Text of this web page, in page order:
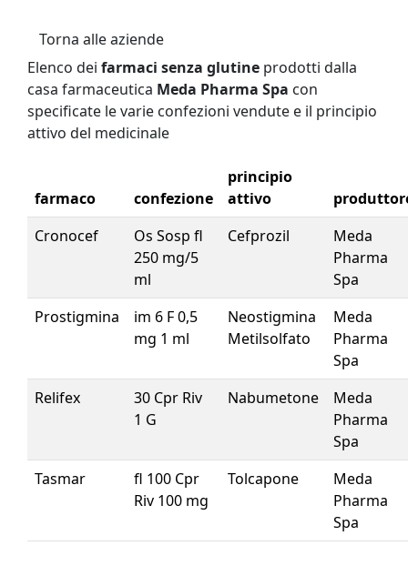
Torna alle aziende
Elenco dei farmaci senza glutine prodotti dalla
casa farmaceutica Meda Pharma Spa con
specificate le varie confezioni vendute e il principio
attivo del medicinale
farmaco confezione
principio
attivo
Cronocef
Os Sosp fl
250 mg/5
ml
Cefprozil
Meda
Pharma
Spa
Prostigmina
im 6 F 0,5
mg 1 ml
Neostigmina
Metilsolfato
Meda
Pharma
Spa
Relifex
30 Cpr Riv
1 G
Nabumetone
Meda
Pharma
Spa
Tasmar
fl 100 Cpr
Riv 100 mg
Tolcapone
Meda
Pharma
Spa